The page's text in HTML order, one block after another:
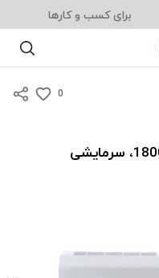
برای کسب و کارها
0
w